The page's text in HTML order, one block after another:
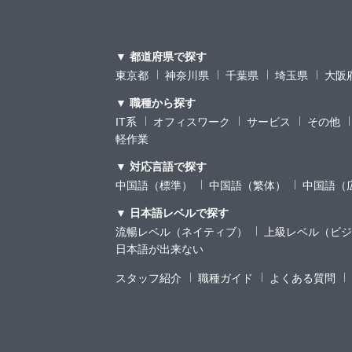
▼ 都道府県で探す
東京都
神奈川県 千葉県 埼玉県 大阪
▼ 職種から探す
IT系
オフィスワーク サービス
その他
軽作業
▼ 対応言語で探す
中国語（標準）
中国語（繁体） 中国語（
▼ 日本語レベルで探す
流暢レベル（ネイティブ）
上級レベル（ビ
日本語が出来ない
スタッフ紹介 職種ガイド よくある質問